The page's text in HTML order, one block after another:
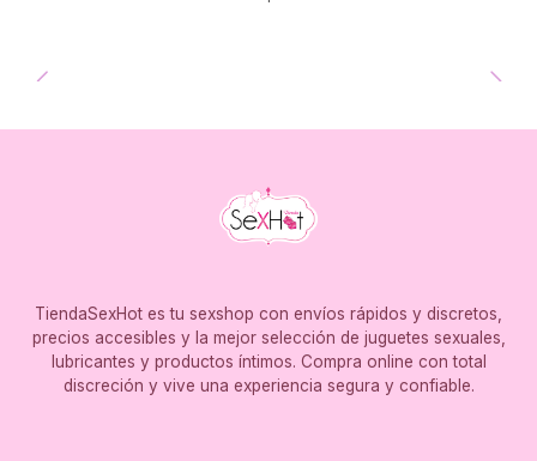
TiendaSexHot es tu sexshop con envíos rápidos y discretos,
precios accesibles y la mejor selección de juguetes sexuales,
lubricantes y productos íntimos. Compra online con total
discreción y vive una experiencia segura y confiable.